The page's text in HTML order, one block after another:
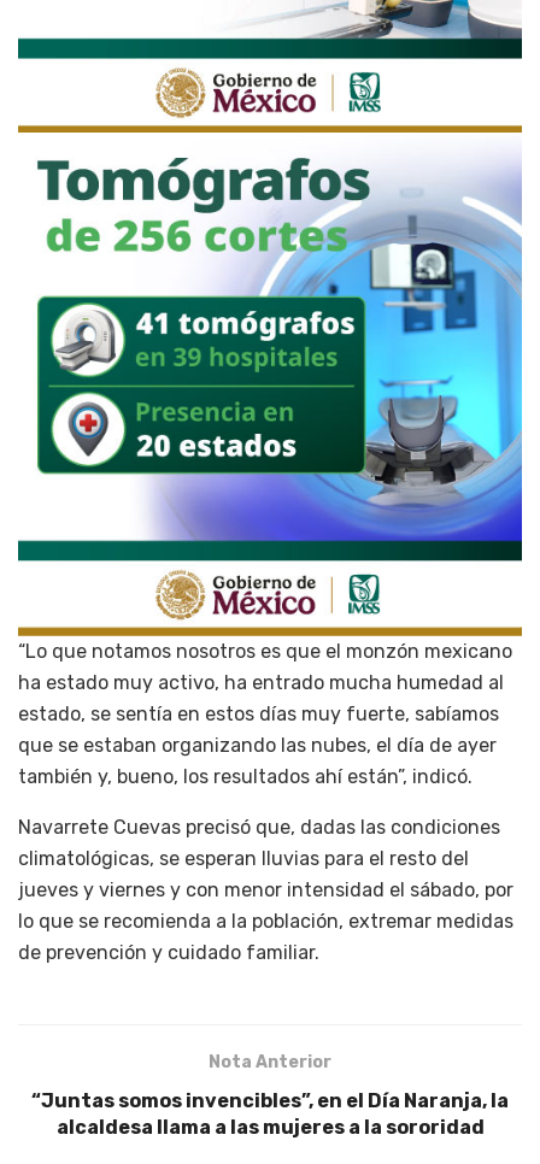
“Lo que notamos nosotros es que el monzón mexicano
ha estado muy activo, ha entrado mucha humedad al
estado, se sentía en estos días muy fuerte, sabíamos
que se estaban organizando las nubes, el día de ayer
también y, bueno, los resultados ahí están”, indicó.
Navarrete Cuevas precisó que, dadas las condiciones
climatológicas, se esperan lluvias para el resto del
jueves y viernes y con menor intensidad el sábado, por
lo que se recomienda a la población, extremar medidas
de prevención y cuidado familiar.
Nota Anterior
“Juntas somos invencibles”, en el Día Naranja, la
alcaldesa llama a las mujeres a la sororidad